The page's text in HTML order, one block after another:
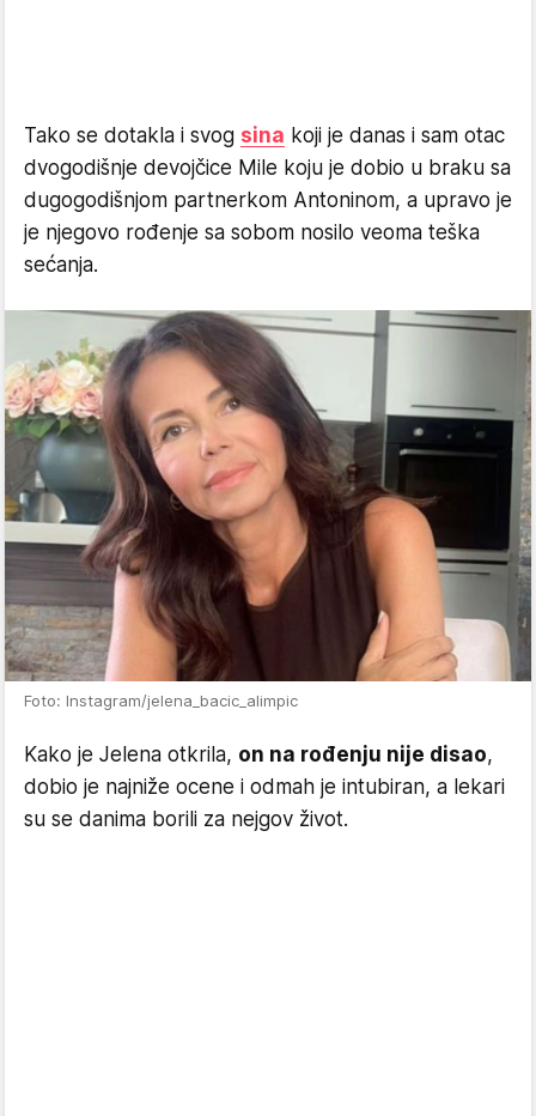
Tako se dotakla i svog sina koji je danas i sam otac
dvogodišnje devojčice Mile koju je dobio u braku sa
dugogodišnjom partnerkom Antoninom, a upravo je
je njegovo rođenje sa sobom nosilo veoma teška
sećanja.
Foto: Instagram/jelena_bacic_alimpic
Kako je Jelena otkrila, on na rođenju nije disao,
dobio je najniže ocene i odmah je intubiran, a lekari
su se danima borili za nejgov život.